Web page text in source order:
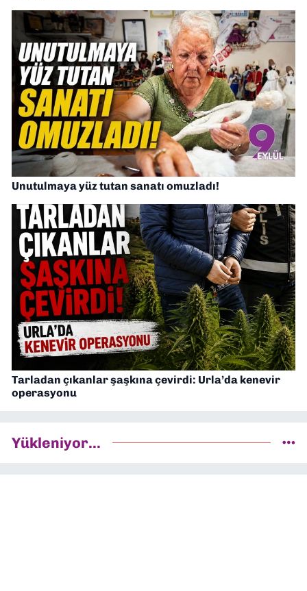
Unutulmaya yüz tutan sanatı omuzladı!
Tarladan çıkanlar şaşkına çevirdi: Urla’da kenevir
operasyonu
Yükleniyor...